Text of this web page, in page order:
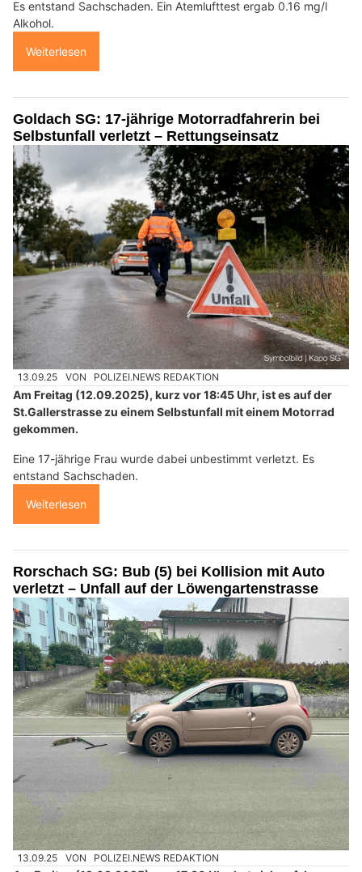
Es entstand Sachschaden. Ein Atemlufttest ergab 0.16 mg/l
Alkohol.
Weiterlesen
Goldach SG: 17-jährige Motorradfahrerin bei
Selbstunfall verletzt – Rettungseinsatz
13.09.25 VON POLIZEI.NEWS REDAKTION
Am Freitag (12.09.2025), kurz vor 18:45 Uhr, ist es auf der
St.Gallerstrasse zu einem Selbstunfall mit einem Motorrad
gekommen.
Eine 17-jährige Frau wurde dabei unbestimmt verletzt. Es
entstand Sachschaden.
Weiterlesen
Rorschach SG: Bub (5) bei Kollision mit Auto
verletzt – Unfall auf der Löwengartenstrasse
13.09.25 VON POLIZEI.NEWS REDAKTION